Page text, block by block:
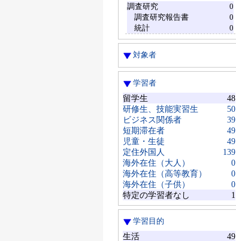
調査研究
0
調査研究報告書
0
統計
0
対象者
学習者
留学生
48
研修生、技能実習生
50
ビジネス関係者
39
短期滞在者
49
児童・生徒
49
定住外国人
139
海外在住（大人）
0
海外在住（高等教育）
0
海外在住（子供）
0
特定の学習者なし
1
学習目的
生活
49